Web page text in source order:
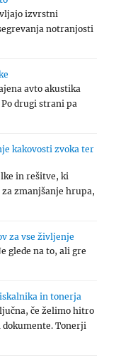
izvrstni
notranjosti
avto akustika
drugi strani pa
kakovosti zvoka ter
in rešitve, ki
zmanjšanje hrupa,
za vse življenje
glede na to, ali gre
in tonerja
če želimo hitro
Tonerji